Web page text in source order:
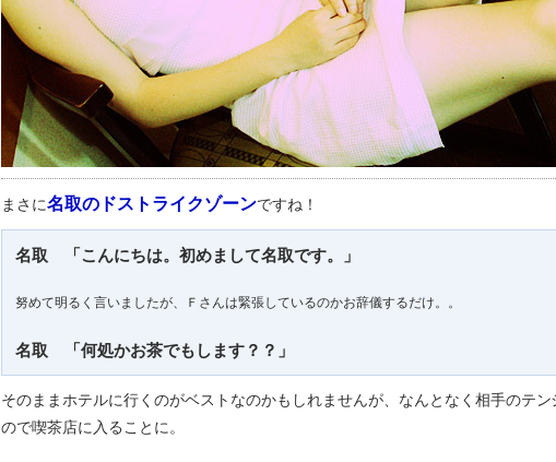
まさに名取のドストライクゾーンですね！
名取 「こんにちは。初めまして名取です。」
努めて明るく言いましたが、Ｆさんは緊張しているのかお辞儀するだけ。。
名取 「何処かお茶でもします？？」
そのままホテルに行くのがベストなのかもしれませんが、なんとなく相手のテン
ので喫茶店に入ることに。